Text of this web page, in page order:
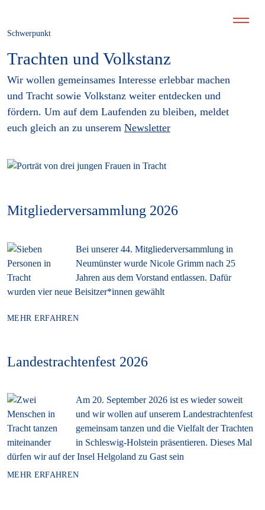
Schwerpunkt
Trachten und Volkstanz
Wir wollen gemeinsames Interesse erlebbar machen
und Tracht sowie Volkstanz weiter entdecken und
fördern. Um auf dem Laufenden zu bleiben, meldet
euch gleich an zu unserem Newsletter
Mitgliederversammlung 2026
Bei unserer 44. Mitgliederversammlung in
Neumünster wurde Nicole Grimm nach 25
Jahren aus dem Vorstand entlassen. Dafür
wurden vier neue Beisitzer*innen gewählt
MEHR ERFAHREN
Landestrachtenfest 2026
Am 20. September 2026 ist es wieder soweit
und wir wollen auf unserem Landestrachtenfest
gemeinsam tanzen und die Vielfalt der Trachten
in Schleswig-Holstein präsentieren. Dieses Mal
dürfen wir auf der Insel Helgoland zu Gast sein
MEHR ERFAHREN